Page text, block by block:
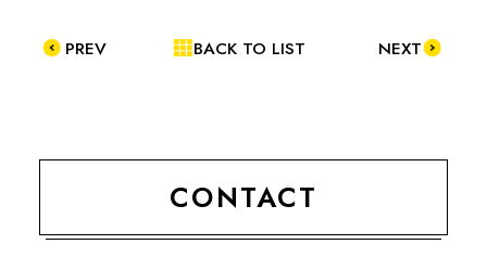
PREV BACK TO LIST NEXT
CONTACT